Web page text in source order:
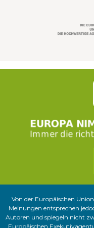
Von der Europäischen
Meinungen entsprechen
Autoren und spiegeln nicht
Europäischen